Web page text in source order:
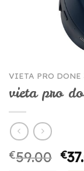
VIETA PRO DONE
vieta pro
€59.00 €